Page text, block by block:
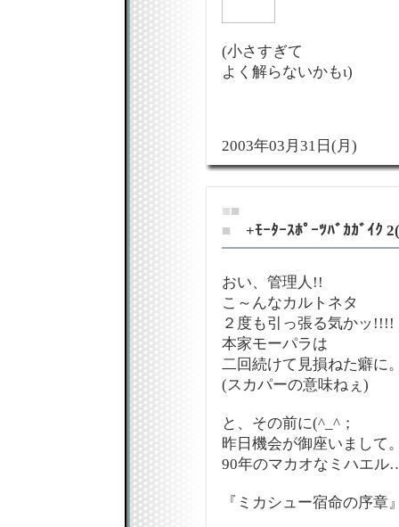
(小さすぎて
よく解らないかもι)
2003年03月31日(月)
■■
■
+ﾓｰﾀｰｽﾎﾟｰﾂﾊﾞｶｶﾞｲｸ
おい、管理人!!
こ～んなカルトネタ
２度も引っ張る気かッ!!!!
本家モーパラは
二回続けて見損ねた癖に
(スカパーの意味ねぇ)
と、その前に(^_^；
昨日機会が御座いまして
90年のマカオなミハエル
『ミカシュー宿命の序章